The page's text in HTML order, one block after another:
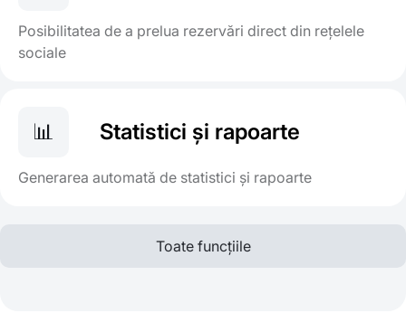
Posibilitatea de a prelua rezervări direct din rețelele
sociale
📊 Statistici și rapoarte
Generarea automată de statistici și rapoarte
Toate funcțiile